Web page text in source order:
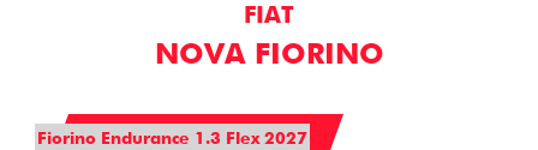
FIAT
NOVA FIORINO
Fiorino Endurance 1.3 Flex 2027